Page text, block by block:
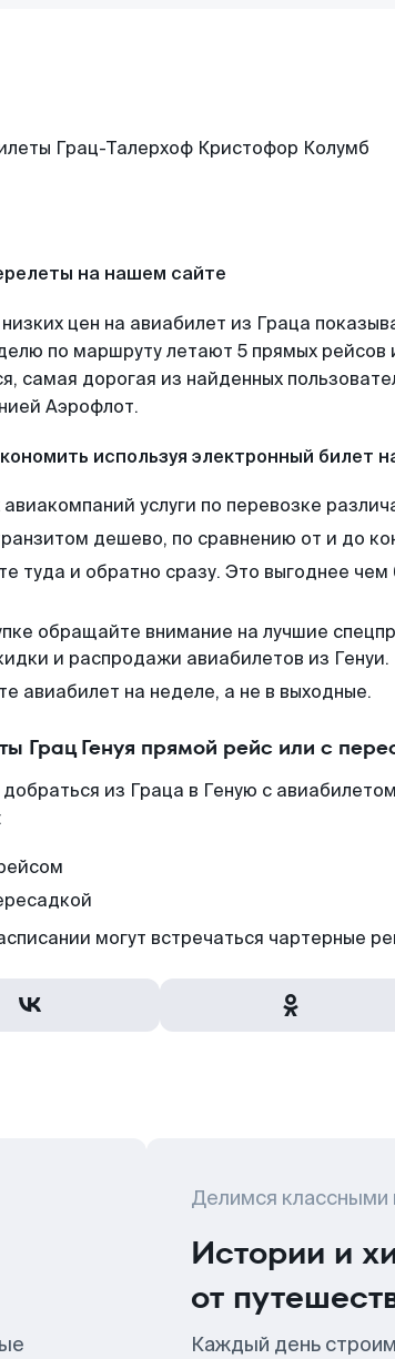
на нашем сайте
цен на авиабилет из Граца
по маршруту летают 5 прямых рейсов
самая дорогая из найденных
Аэрофлот.
используя электронный билет
услуги по перевозке
дешево, по сравнению от и до
туда и обратно сразу. Это выгоднее чем
обращайте внимание на лучшие
и распродажи авиабилетов из Генуи.
авиабилет на неделе, а не в выходные.
Грац Генуя прямой рейс или с
из Граца в Геную с
могут встречаться чартерные
Делимся классными
Истории и
от
Каждый день